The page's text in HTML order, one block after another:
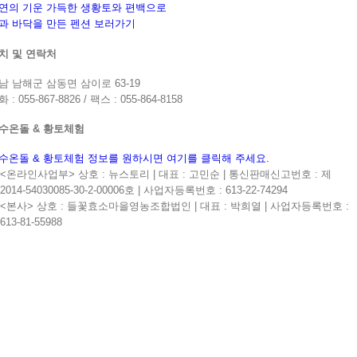
의 기운 가득한 생황토와 편백으로
바닥을 만든 펜션 보러가기
및 연락처
남해군 삼동면 삼이로 63-19
: 055-867-8826 / 팩스 : 055-864-8158
온돌 & 황토체험
온돌 & 황토체험 정보를 원하시면 여기를 클릭해 주세요.
<온라인사업부> 상호 : 뉴스토리 | 대표 : 고민순 | 통신판매신고번호 : 제
2014-54030085-30-2-00006호 | 사업자등록번호 : 613-22-74294
<본사> 상호 : 들꽃효소마을영농조합법인 | 대표 : 박희열 | 사업자등록번호 :
613-81-55988